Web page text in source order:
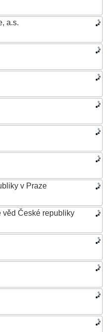
a.s.
v Praze
věd České republiky